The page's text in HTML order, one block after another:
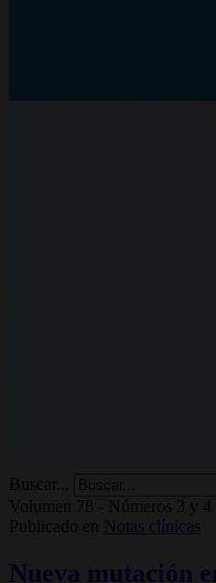
Buscar...
Volumen 78 - Números 3 y
Publicado en
Notas clínicas
Nueva mutación